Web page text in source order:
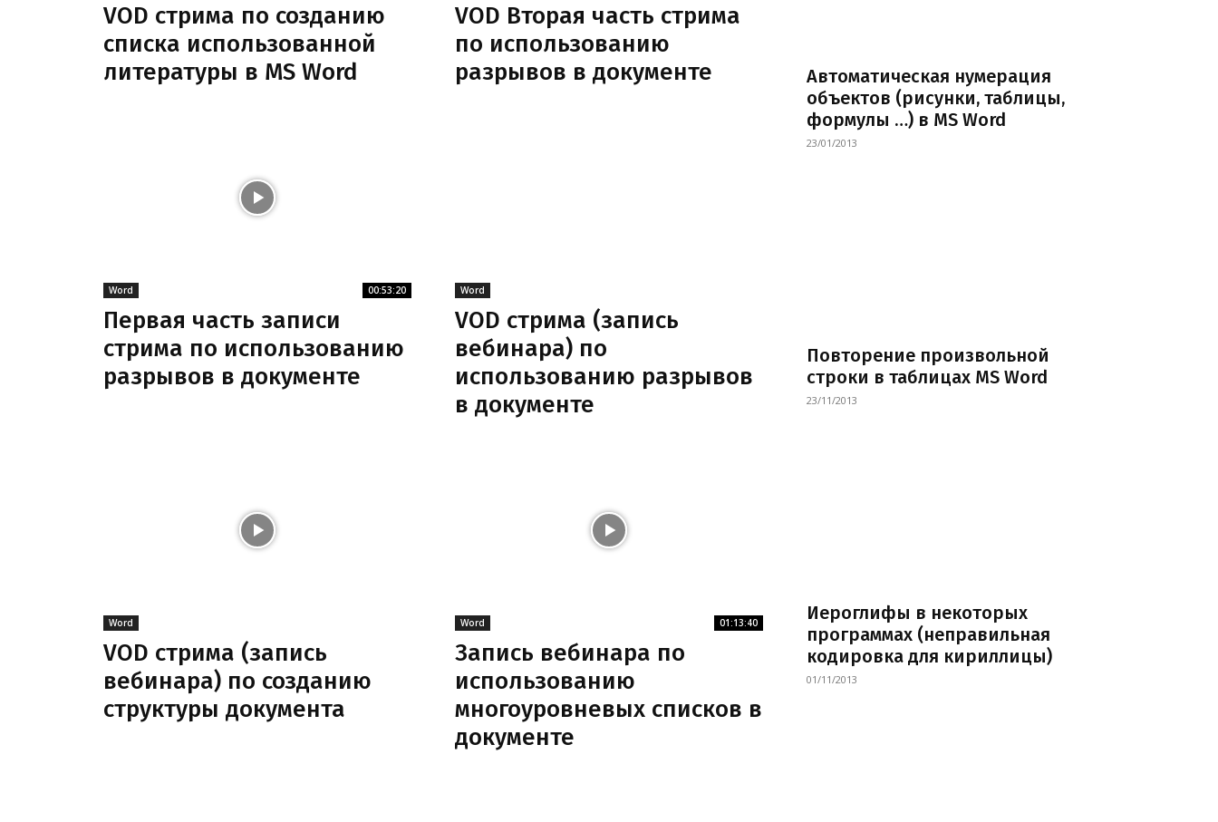
VOD стрима по созданию
списка использованной
литературы в MS Word
VOD Вторая часть стрима
по использованию
разрывов в документе
Word 00:53:20
Первая часть записи
стрима по использованию
разрывов в документе
Word
VOD стрима (запись
вебинара) по
использованию разрывов
в документе
Word
VOD стрима (запись
вебинара) по созданию
структуры документа
Word 01:13:40
Запись вебинара по
использованию
многоуровневых списков в
документе
Автоматическая нумерация
объектов (рисунки, таблицы,
формулы …) в MS Word
23/01/2013
Повторение произвольной
строки в таблицах MS Word
23/11/2013
Иероглифы в некоторых
программах (неправильная
кодировка для кириллицы)
01/11/2013